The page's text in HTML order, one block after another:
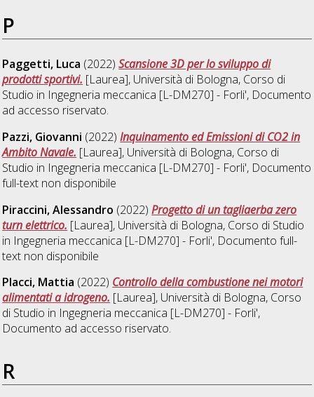
P
Paggetti, Luca (2022)Scansione 3D per lo sviluppo di
prodotti sportivi. [Laurea], Università di Bologna, Corso di
Studio in Ingegneria meccanica [L-DM270] - Forli', Documento
ad accesso riservato.
Pazzi, Giovanni (2022)Inquinamento ed Emissioni di CO2 in
Ambito Navale. [Laurea], Università di Bologna, Corso di
Studio in Ingegneria meccanica [L-DM270] - Forli', Documento
full-text non disponibile
Piraccini, Alessandro (2022)Progetto di un tagliaerba zero
turn elettrico. [Laurea], Università di Bologna, Corso di Studio
in Ingegneria meccanica [L-DM270] - Forli', Documento full-
text non disponibile
Placci, Mattia (2022) Controllo della combustione nei motori
alimentati a idrogeno. [Laurea], Università di Bologna, Corso
di Studio in Ingegneria meccanica [L-DM270] - Forli',
Documento ad accesso riservato.
R